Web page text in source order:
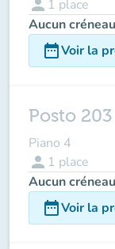
person 1 place
Aucun
date_rangeVoir la
Posto 203
Piano 4
person 1 place
Aucun
date_rangeVoir la